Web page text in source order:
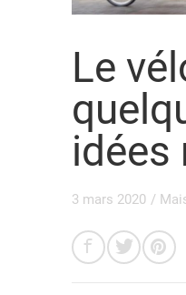
Le
idées
3 mars 2020 /